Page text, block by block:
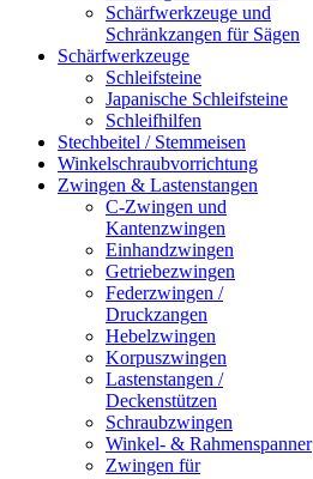
Schärfwerkzeuge und
Schränkzangen für Sägen
Schärfwerkzeuge
Schleifsteine
Japanische Schleifsteine
Schleifhilfen
Stechbeitel / Stemmeisen
Winkelschraubvorrichtung
Zwingen & Lastenstangen
C-Zwingen und
Kantenzwingen
Einhandzwingen
Getriebezwingen
Federzwingen /
Druckzangen
Hebelzwingen
Korpuszwingen
Lastenstangen /
Deckenstützen
Schraubzwingen
Winkel- & Rahmenspanner
Zwingen für